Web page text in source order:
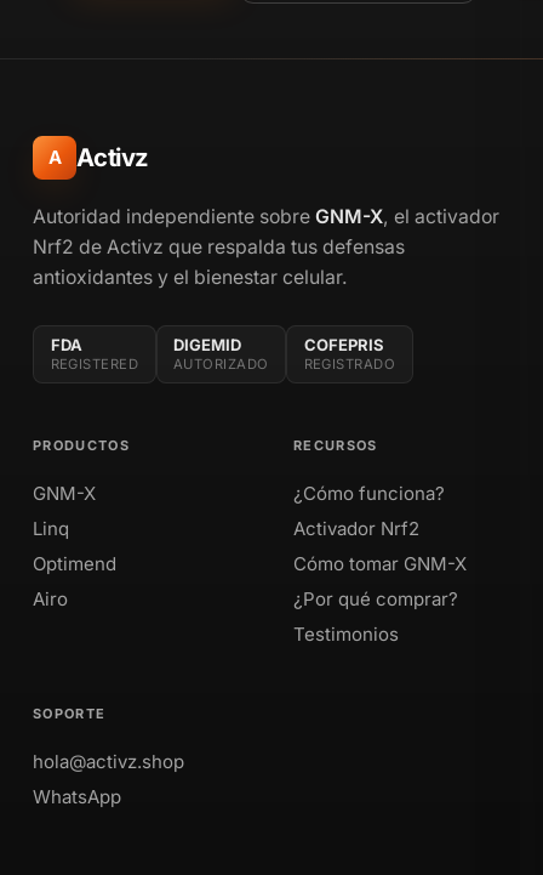
A Activz
Autoridad independiente sobre GNM-X, el activador
Nrf2 de Activz que respalda tus defensas
antioxidantes y el bienestar celular.
FDA
REGISTERED
DIGEMID
AUTORIZADO
COFEPRIS
REGISTRADO
PRODUCTOS
GNM-X
Linq
Optimend
Airo
RECURSOS
¿Cómo funciona?
Activador Nrf2
Cómo tomar GNM-X
¿Por qué comprar?
Testimonios
SOPORTE
hola@activz.shop
WhatsApp